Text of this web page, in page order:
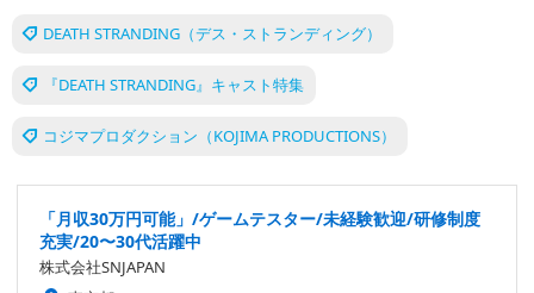
DEATH STRANDING（デス・ストランディング）
『DEATH STRANDING』キャスト特集
コジマプロダクション（KOJIMA PRODUCTIONS）
「月収30万円可能」/ゲームテスター/未経験歓迎/研修制度
充実/20〜30代活躍中
株式会社SNJAPAN